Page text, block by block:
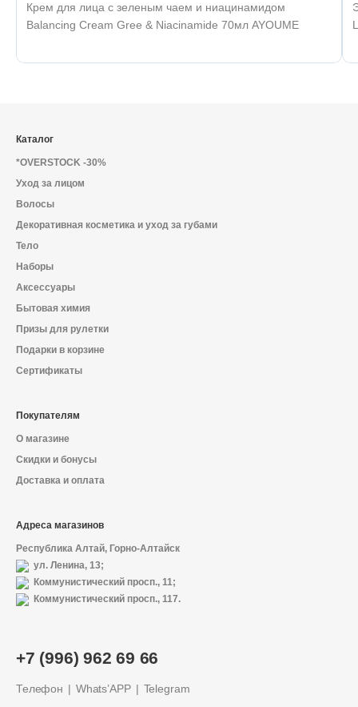
Крем для лица с зеленым чаем и ниацинамидом
Balancing Cream Gree & Niacinamide 70мл AYOUME
+7 (996) 962 69 66
Телефон Whats’APP Telegram
Каталог
*OVERSTOCK -30%
Уход за лицом
Волосы
Декоративная косметика и уход за губами
Тело
Наборы
Аксессуары
Бытовая химия
Призы для рулетки
Подарки в корзине
Сертификаты
Покупателям
О магазине
Скидки и бонусы
Доставка и оплата
Адреса магазинов
Республика Алтай, Горно-Алтайск
ул. Ленина, 13;
Коммунистический просп., 11;
Коммунистический просп., 117.